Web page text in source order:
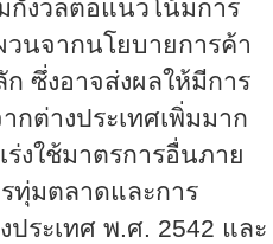
กังวลต่อแนวโน้มการ
นจากนโยบายการค้า
ซึ่งอาจส่งผลให้มีการ
กต่างประเทศเพิ่มมาก
งใช้มาตรการอื่นภาย
ทุ่มตลาดและการ
ระเทศ พ.ศ. 2542 และ